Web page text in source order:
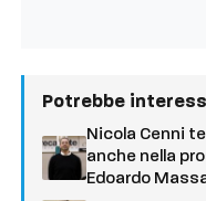
Potrebbe
Nicola Cenni
anche nella
Edoardo